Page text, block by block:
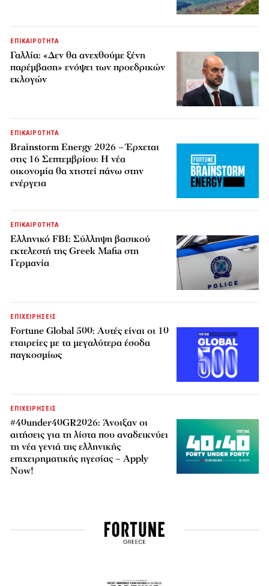
ΕΠΙΚΑΙΡΟΤΗΤΑ
Γαλλία: «Δεν θα ανεχθούμε ξένη
παρέμβαση» ενόψει των προεδρικών
εκλογών
ΕΠΙΚΑΙΡΟΤΗΤΑ
Brainstorm Energy 2026 – Έρχεται
στις 16 Σεπτεμβρίου: Η νέα
οικονομία θα χτιστεί πάνω στην
ενέργεια
ΕΠΙΚΑΙΡΟΤΗΤΑ
Ελληνικό FBI: Σύλληψη βασικού
εκτελεστή της Greek Mafia στη
Γερμανία
ΕΠΙΧΕΙΡΗΣΕΙΣ
Fortune Global 500: Αυτές είναι οι 10
εταιρείες με τα μεγαλύτερα έσοδα
παγκοσμίως
ΕΠΙΧΕΙΡΗΣΕΙΣ
#40under40GR2026: Άνοιξαν οι
αιτήσεις για τη λίστα που αναδεικνύει
τη νέα γενιά της ελληνικής
επιχειρηματικής ηγεσίας – Apply
Now!